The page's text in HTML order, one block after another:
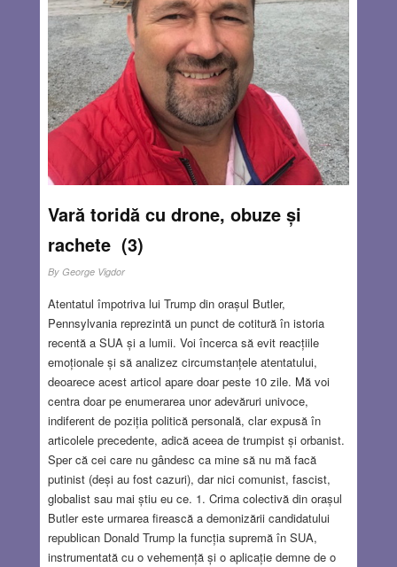
Vară toridă cu drone, obuze și
rachete (3)
By George Vigdor
Atentatul împotriva lui Trump din orașul Butler,
Pennsylvania reprezintă un punct de cotitură în istoria
recentă a SUA și a lumii. Voi încerca să evit reacțiile
emoționale și să analizez circumstanțele atentatului,
deoarece acest articol apare doar peste 10 zile. Mă voi
centra doar pe enumerarea unor adevăruri univoce,
indiferent de poziția politică personală, clar expusă în
articolele precedente, adică aceea de trumpist și orbanist.
Sper că cei care nu gândesc ca mine să nu mă facă
putinist (deși au fost cazuri), dar nici comunist, fascist,
globalist sau mai știu eu ce. 1. Crima colectivă din orașul
Butler este urmarea firească a demonizării candidatului
republican Donald Trump la funcția supremă în SUA,
instrumentată cu o vehemență și o aplicație demne de o